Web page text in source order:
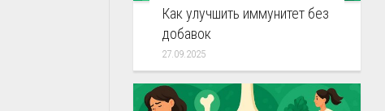
Как улучшить иммунитет без
добавок
27.09.2025